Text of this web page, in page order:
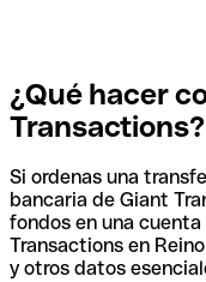
¿Qué hacer
Transactions?
Si ordenas una
bancaria de Giant
fondos en una
Transactions en
y otros datos